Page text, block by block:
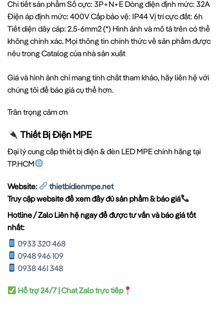
Chi tiết sản phẩm Số cực: 3P+N+E Dòng điện định mức: 32A
Điện áp định mức: 400V Cấp bảo vệ: IP44 Vị trí cực đất: 6h
Tiết diện dây cáp: 2.5-6mm2 (*) Hình ảnh và mô tả trên có thể
không chính xác. Mọi thông tin chính thức về sản phẩm được
nêu trong Catalog của nhà sản xuất
Giá và hình ảnh chỉ mang tính chất tham khảo, hãy liên hệ với
chúng tôi để báo giá cụ thể hơn.
Trân trọng cảm ơn
Thiết Bị Điện MPE
Đại lý cung cấp thiết bị điện & đèn LED MPE chính hãng tại
TP.HCM
Website:
thietbidienmpe.net
Truy cập website để xem đầy đủ sản phẩm & báo giá
Hotline / Zalo Liên hệ ngay để được tư vấn và báo giá tốt
nhất:
0933 320 468
0948 946 109
0938 461 348
Hỗ trợ 24/7 | Chat Zalo trực tiếp